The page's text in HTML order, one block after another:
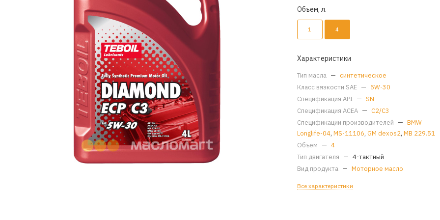
Объем, л.
1 4
Характеристики
Тип масла — синтетическое
Класс вязкости SAE — 5W-30
Спецификация API — SN
Спецификация ACEA — C2/C3
Спецификации производителей — BMW
Longlife-04,MS-11106,GM dexos2,MB 229.51
Объем — 4
Тип двигателя — 4-тактный
Вид продукта — Моторное масло
Все характеристики